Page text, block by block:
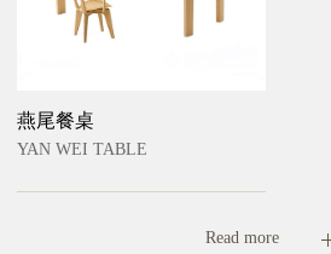
燕尾餐桌
YAN WEI TABLE
Read more